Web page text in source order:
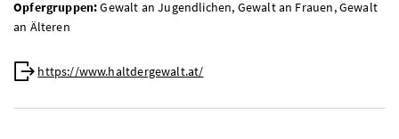
Opfergruppen:Gewalt an Jugendlichen, Gewalt an Frauen, Gewalt
an Älteren
Web:
https://www.haltdergewalt.at/